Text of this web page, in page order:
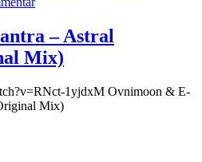
Alien
Medicine
(Original
Mix)
– Astral
Mix)
1yjdxM Ovnimoon & E-
Mix)